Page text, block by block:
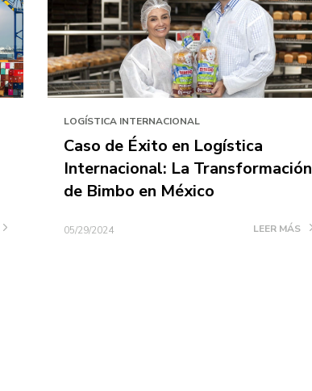
LOGÍSTICA INTERNACIONAL
Caso de Éxito en Logística
Internacional: La Transformación
de Bimbo en México
05/29/2024 LEER MÁS